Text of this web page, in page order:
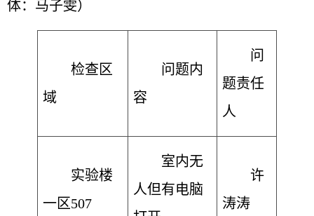
体：马子雯）
检查区
域
问题内
容
问
题责任
人
实验楼
一区507
室内无
人但有电脑
许
涛涛